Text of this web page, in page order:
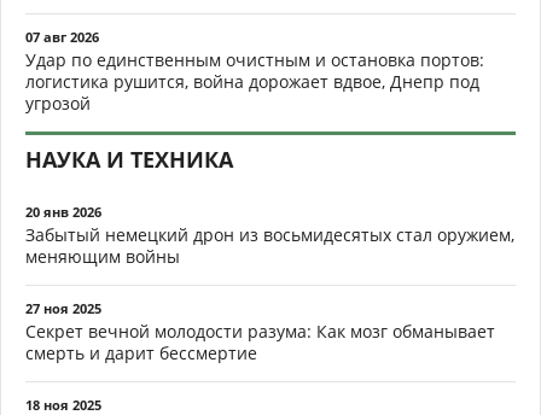
07 авг 2026
Удар по единственным очистным и остановка портов:
логистика рушится, война дорожает вдвое, Днепр под
угрозой
НАУКА И ТЕХНИКА
20 янв 2026
Забытый немецкий дрон из восьмидесятых стал оружием,
меняющим войны
27 ноя 2025
Секрет вечной молодости разума: Как мозг обманывает
смерть и дарит бессмертие
18 ноя 2025